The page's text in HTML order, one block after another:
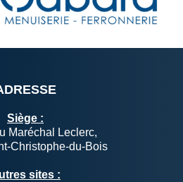
Siège :
Maréchal Leclerc,
Christophe-du-Bois
sites :